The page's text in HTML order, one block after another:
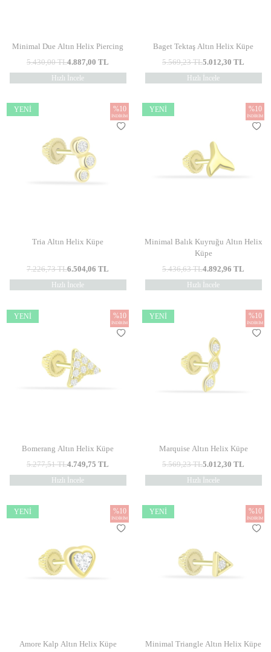
Minimal Due Altın Helix Piercing
5.430,00TL4.887,00 TL
Hızlı İncele
Baget Tektaş Altın Helix Küpe
5.569,23TL5.012,30 TL
Hızlı İncele
YENI %10
İNDIRIM
Tria Altın Helix Küpe
7.226,73TL6.504,06 TL
Hızlı İncele
YENI %10
İNDIRIM
Minimal Balık Kuyruğu Altın Helix
Küpe
5.436,63TL4.892,96 TL
Hızlı İncele
YENI %10
İNDIRIM
Bomerang Altın Helix Küpe
5.277,51TL4.749,75 TL
Hızlı İncele
YENI %10
İNDIRIM
Marquise Altın Helix Küpe
5.569,23TL5.012,30 TL
Hızlı İncele
YENI %10
İNDIRIM
Amore Kalp Altın Helix Küpe
YENI %10
İNDIRIM
Minimal Triangle Altın Helix Küpe